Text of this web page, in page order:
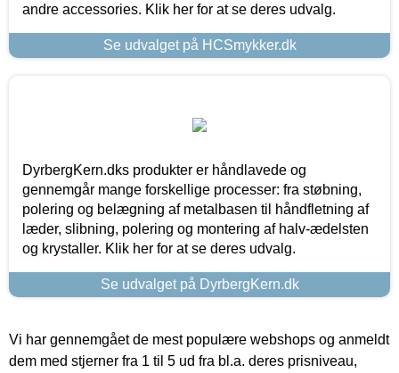
andre accessories. Klik her for at se deres udvalg.
Se udvalget på HCSmykker.dk
DyrbergKern.dks produkter er håndlavede og
gennemgår mange forskellige processer: fra støbning,
polering og belægning af metalbasen til håndfletning af
læder, slibning, polering og montering af halv-ædelsten
og krystaller. Klik her for at se deres udvalg.
Se udvalget på DyrbergKern.dk
Vi har gennemgået de mest populære webshops og anmeldt
dem med stjerner fra 1 til 5 ud fra bl.a. deres prisniveau,